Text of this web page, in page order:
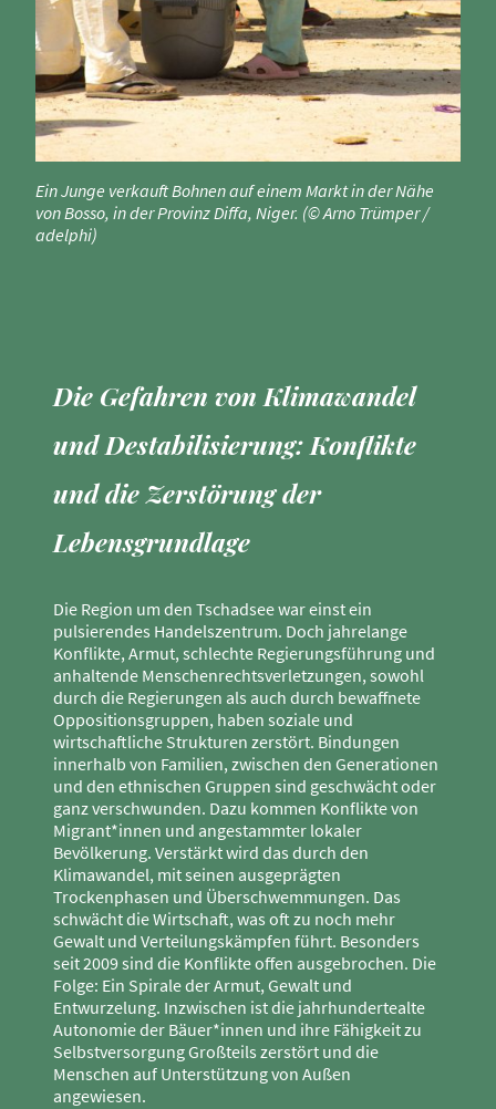
Ein Junge verkauft Bohnen auf einem Markt in der Nähe
von Bosso, in der Provinz Diffa, Niger. (© Arno Trümper /
adelphi)
Die Gefahren von Klimawandel
und Destabilisierung: Konflikte
und die Zerstörung der
Lebensgrundlage
Die Region um den Tschadsee war einst ein
pulsierendes Handelszentrum. Doch jahrelange
Konflikte, Armut, schlechte Regierungsführung und
anhaltende Menschenrechtsverletzungen, sowohl
durch die Regierungen als auch durch bewaffnete
Oppositionsgruppen, haben soziale und
wirtschaftliche Strukturen zerstört. Bindungen
innerhalb von Familien, zwischen den Generationen
und den ethnischen Gruppen sind geschwächt oder
ganz verschwunden. Dazu kommen Konflikte von
Migrant*innen und angestammter lokaler
Bevölkerung. Verstärkt wird das durch den
Klimawandel, mit seinen ausgeprägten
Trockenphasen und Überschwemmungen. Das
schwächt die Wirtschaft, was oft zu noch mehr
Gewalt und Verteilungskämpfen führt. Besonders
seit 2009 sind die Konflikte offen ausgebrochen. Die
Folge: Ein Spirale der Armut, Gewalt und
Entwurzelung. Inzwischen ist die jahrhundertealte
Autonomie der Bäuer*innen und ihre Fähigkeit zu
Selbstversorgung Großteils zerstört und die
Menschen auf Unterstützung von Außen
angewiesen.